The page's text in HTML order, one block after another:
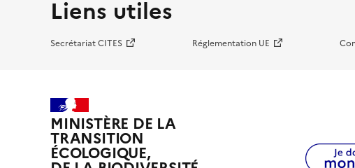
Liens utiles
Secrétariat CITES Réglementation UE
MINISTÈRE DE LA
TRANSITION
ÉCOLOGIQUE,